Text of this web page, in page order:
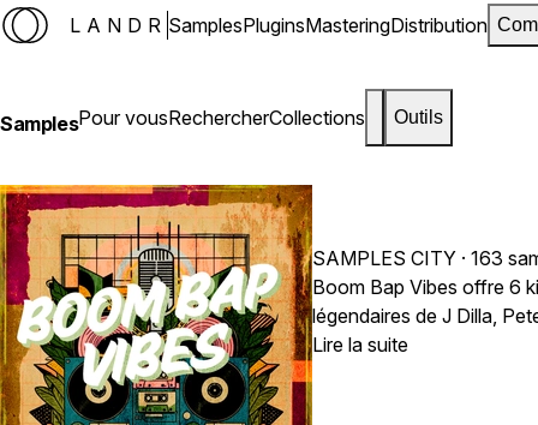
LANDR SamplesPluginsMasteringDistribution
SamplesPour vousRechercherCollections Outils
SAMPLES CITY · 163
Boom Bap Vibes offre 6
légendaires de J Dilla,
batterie granuleux, des
Lire la suite